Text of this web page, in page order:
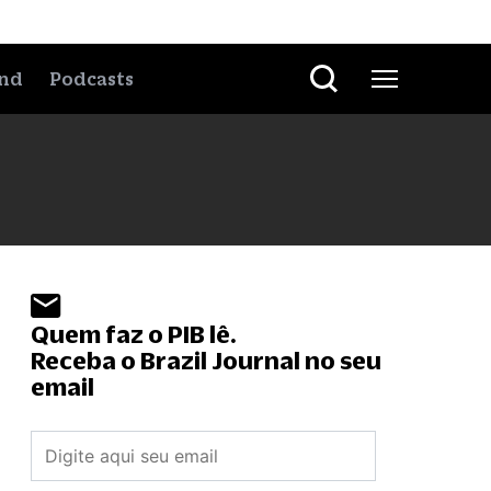
Podcasts
Quem faz o PIB lê.
Receba o Brazil Journal no seu
email